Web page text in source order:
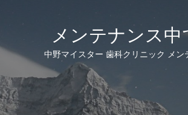
メンテナンス中
中野マイスター 歯科クリニック メン